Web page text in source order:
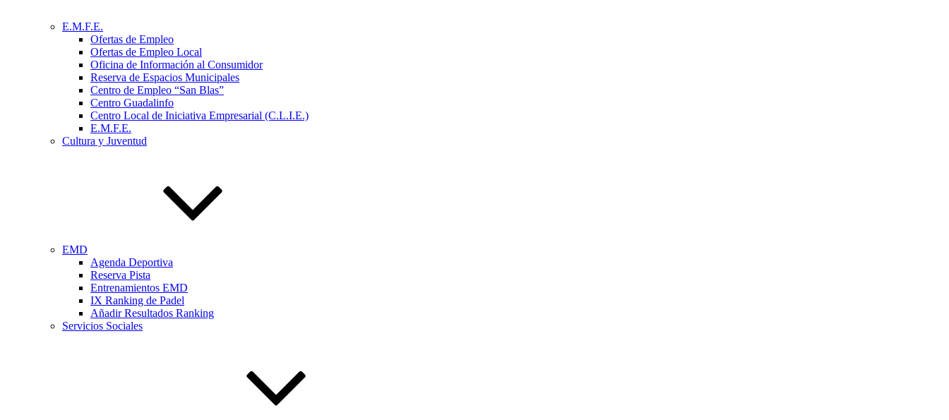
E.M.F.E.
Ofertas de Empleo
Ofertas de Empleo Local
Oficina de Información al Consumidor
Reserva de Espacios Municipales
Centro de Empleo “San Blas”
Centro Guadalinfo
Centro Local de Iniciativa Empresarial (C.L.I.E.)
E.M.F.E.
Cultura y Juventud
EMD
Agenda Deportiva
Reserva Pista
Entrenamientos EMD
IX Ranking de Padel
Añadir Resultados Ranking
Servicios Sociales